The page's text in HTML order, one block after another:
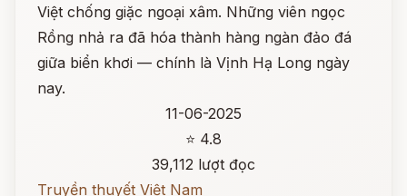
Việt chống giặc ngoại xâm. Những viên ngọc
Rồng nhả ra đã hóa thành hàng ngàn đảo đá
giữa biển khơi — chính là Vịnh Hạ Long ngày
nay.
11-06-2025
⭐ 4.8
39,112 lượt đọc
Truyền thuyết Việt Nam